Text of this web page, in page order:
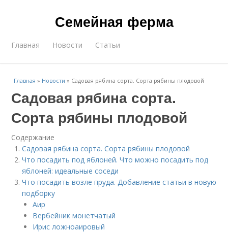
Семейная ферма
Главная Новости Статьи
Главная » Новости » Садовая рябина сорта. Сорта рябины плодовой
Садовая рябина сорта.
Сорта рябины плодовой
Содержание
Садовая рябина сорта. Сорта рябины плодовой
Что посадить под яблоней. Что можно посадить под
яблоней: идеальные соседи
Что посадить возле пруда. Добавление статьи в новую
подборку
Аир
Вербейник монетчатый
Ирис ложноаировый